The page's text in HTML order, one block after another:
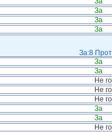
За
За
За
За:8
За
За
Не
Не
Не
За
За
Не